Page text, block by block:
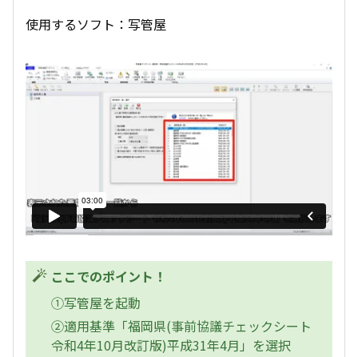
使用するソフト：写管屋
ここでのポイント！
①写管屋を起動
②適用基準「福岡県(事前協議チェックシート
令和4年10月改訂版)平成31年4月」を選択